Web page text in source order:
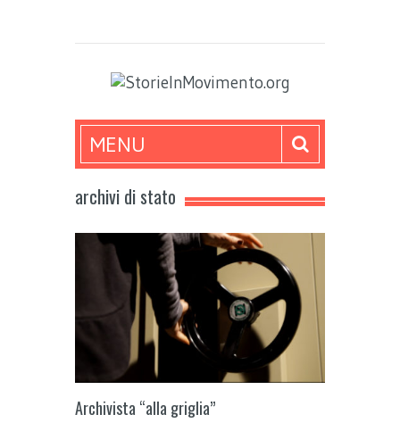
MENU
archivi di stato
Archivista “alla griglia”